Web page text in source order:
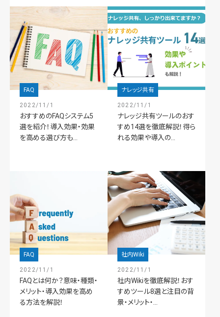
FAQ
2022/11/1
おすすめのFAQシステム5
選を紹介！導入効果・効果
を高める選び方も...
ナレッジ共有
2022/11/1
ナレッジ共有ツールのおす
すめ14選を徹底解説！得ら
れる効果や導入の...
FAQ
2022/11/1
FAQとは何か？意味・種類・
メリット・導入効果を高め
る方法を解説！
社内Wiki
2022/11/1
社内Wikiを徹底解説！おす
すめツール8選と注目の背
景・メリット・...